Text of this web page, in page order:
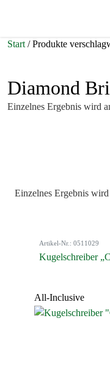
Start / Produkte
Diamond
Einzelnes Ergebnis wird
Farbe
Einzelnes Ergebnis
Artikel-Nr.: 0511029
Kugelschreiber
All-Inclusive